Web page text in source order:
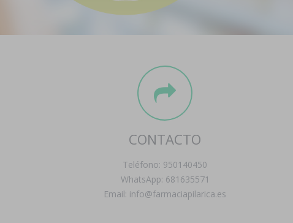
CONTACTO
Teléfono: 950140450
WhatsApp: 681635571
Email: info@farmaciapilarica.es